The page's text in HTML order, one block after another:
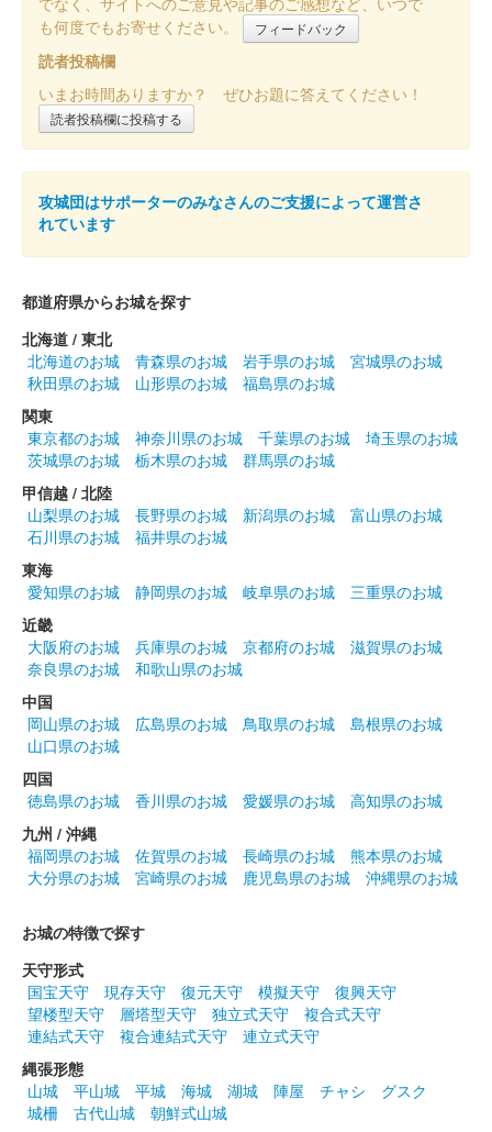
沼田城跡 御城印
販売終了
沼田城址 御城印 立夏
沼田城跡 御城印
販売終了
沼田城跡 御城印 旧暦（皐月） 2025年版
販売終了
沼田城跡 御城印
沼田城址 御城印
販売終了
沼田城跡 御城印 城の日
販売終了
沼田城跡 御城印
販売終了
沼田城跡 御城印
販売終了
も何度でもお寄せください。
フィードバック
読者投稿欄
いまお時間ありますか？ ぜひお題に答えてください！
読者投稿欄に投稿する
攻城団はサポーターのみなさんのご支援によって運営さ
れています
都道府県からお城を探す
北海道 / 東北
北海道のお城
青森県のお城 岩手県のお城
宮城県のお城
秋田県のお城
山形県のお城
福島県のお城
関東
東京都のお城
神奈川県のお城 千葉県のお城
埼玉県のお城
茨城県のお城
栃木県のお城
群馬県のお城
甲信越 / 北陸
山梨県のお城
長野県のお城 新潟県のお城
富山県のお城
石川県のお城
福井県のお城
東海
愛知県のお城
静岡県のお城 岐阜県のお城
三重県のお城
近畿
大阪府のお城
兵庫県のお城 京都府のお城
滋賀県のお城
奈良県のお城
和歌山県のお城
中国
岡山県のお城
広島県のお城 鳥取県のお城
島根県のお城
山口県のお城
四国
徳島県のお城
香川県のお城 愛媛県のお城
高知県のお城
九州 / 沖縄
福岡県のお城
佐賀県のお城 長崎県のお城
熊本県のお城
大分県のお城
宮崎県のお城 鹿児島県のお城 沖縄県のお城
お城の特徴で探す
天守形式
国宝天守
現存天守 復元天守 模擬天守
復興天守
望楼型天守
層塔型天守 独立式天守
複合式天守
連結式天守
複合連結式天守
連立式天守
縄張形態
山城
平山城 平城 海城 湖城 陣屋 チャシ
グスク
城柵
古代山城
朝鮮式山城